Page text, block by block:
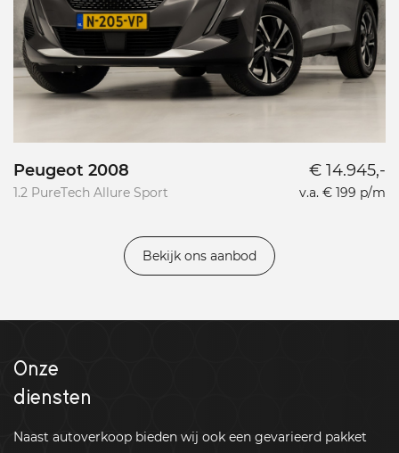
Peugeot 2008
1.2 PureTech Allure Sport
€ 14.945,-
v.a. € 199 p/m
Bekijk ons aanbod
Onze
diensten
Naast autoverkoop bieden wij ook een gevarieerd pakket